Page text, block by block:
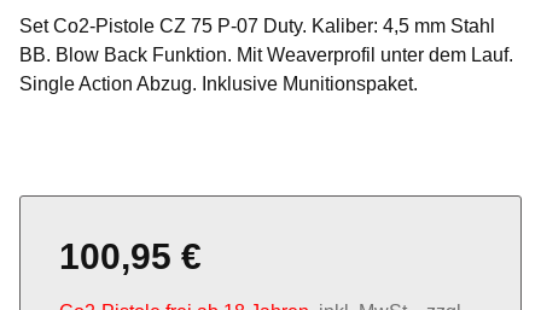
Set Co2-Pistole CZ 75 P-07 Duty. Kaliber: 4,5 mm Stahl
BB. Blow Back Funktion. Mit Weaverprofil unter dem Lauf.
Single Action Abzug. Inklusive Munitionspaket.
100,95 €